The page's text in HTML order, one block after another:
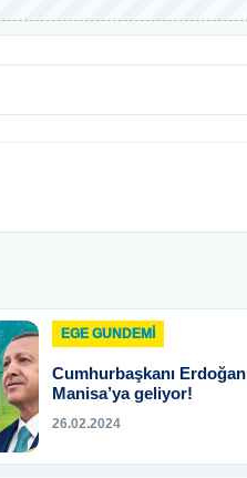
EGE GUNDEMİ
Cumhurbaşkanı Erdoğan
Manisa’ya geliyor!
26.02.2024